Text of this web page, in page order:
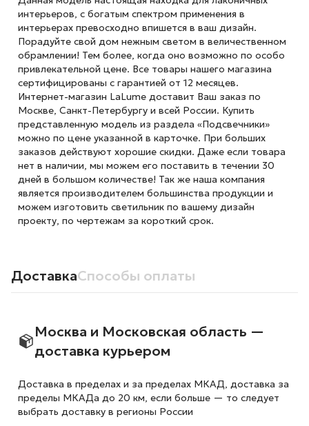
интерьеров, с богатым спектром применения в
интерьерах превосходно впишется в ваш дизайн.
Порадуйте свой дом нежным светом в величественном
обрамлении! Тем более, когда оно возможно по особо
привлекательной цене. Все товары нашего магазина
сертифицированы с гарантией от 12 месяцев.
Интернет-магазин LaLume доставит Ваш заказ по
Москве, Санкт-Петербургу и всей России. Купить
представленную модель из раздела «Подсвечники»
можно по цене указанной в карточке. При больших
заказов действуют хорошие скидки. Даже если товара
нет в наличии, мы можем его поставить в течении 30
дней в большом количестве! Так же наша компания
является производителем большинства продукции и
можем изготовить светильник по вашему дизайн
проекту, по чертежам за короткий срок.
ДоставкаСпособы оплаты
Москва и Московская область —
доставка курьером
Доставка в пределах и за пределах МКАД, доставка за
пределы МКАДа до 20 км, если больше — то следует
выбрать доставку в регионы России